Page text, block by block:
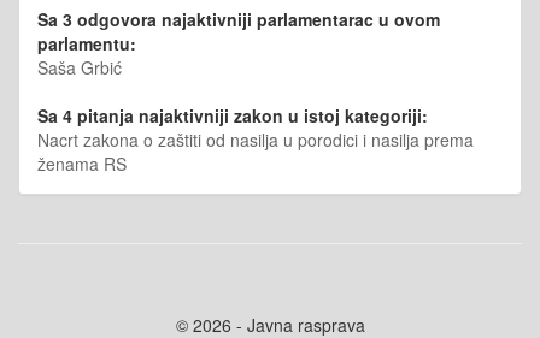
Sa 3 odgovora najaktivniji parlamentarac u ovom
parlamentu:
Saša Grbić
Sa 4 pitanja najaktivniji zakon u istoj kategoriji:
Nacrt zakona o zaštiti od nasilja u porodici i nasilja prema
ženama RS
© 2026 - Javna rasprava